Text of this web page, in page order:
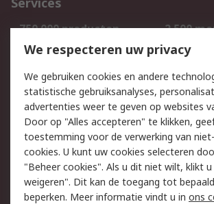
750.000 producten
2.500
Bestellen
Track & Trace
Wettelijk
Cookiebeleid
Email
Privacybeleid
Algemene
We respecteren uw privacy
We gebruiken cookies en andere
statistische gebruiksanalyses,
advertenties weer te geven op websites
Door op "Alles accepteren" te klikken,
toestemming voor de verwerking van
cookies. U kunt uw cookies selecteren
"Beheer cookies". Als u dit niet wilt, klikt u
weigeren". Dit kan de toegang tot
beperken. Meer informatie vindt u in ons